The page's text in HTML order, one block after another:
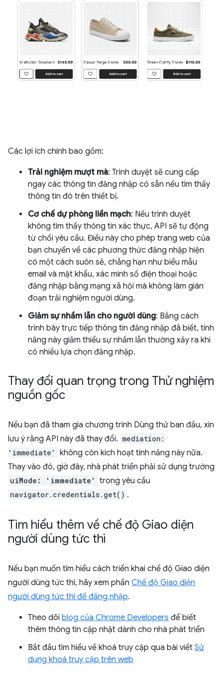
Các lợi ích chính bao gồm:
Trải nghiệm mượt mà: Trình duyệt sẽ cung cấp
ngay các thông tin đăng nhập có sẵn nếu tìm thấy
thông tin đó trên thiết bị.
Cơ chế dự phòng liền mạch: Nếu trình duyệt
không tìm thấy thông tin xác thực, API sẽ tự động
từ chối yêu cầu. Điều này cho phép trang web của
bạn chuyển về các phương thức đăng nhập hiện
có một cách suôn sẻ, chẳng hạn như biểu mẫu
email và mật khẩu, xác minh số điện thoại hoặc
đăng nhập bằng mạng xã hội mà không làm gián
đoạn trải nghiệm người dùng.
Giảm sự nhầm lẫn cho người dùng: Bằng cách
trình bày trực tiếp thông tin đăng nhập đã biết, tính
năng này giảm thiểu sự nhầm lẫn thường xảy ra khi
có nhiều lựa chọn đăng nhập.
Thay đổi quan trọng trong Thử nghiệm
nguồn gốc
Nếu bạn đã tham gia chương trình Dùng thử ban đầu, xin
lưu ý rằng API này đã thay đổi. mediation:
'immediate'
không còn kích hoạt tính năng này nữa.
Thay vào đó, giờ đây, nhà phát triển phải sử dụng trường
uiMode: 'immediate' trong yêu cầu
navigator.credentials.get() .
Tìm hiểu thêm về chế độ Giao diện
người dùng tức thì
Nếu bạn muốn tìm hiểu cách triển khai chế độ Giao diện
người dùng tức thì, hãy xem phần Chế độ Giao diện
người dùng tức thì để đăng nhập.
Theo dõi blog của Chrome Developers để biết
thêm thông tin cập nhật dành cho nhà phát triển
Bắt đầu tìm hiểu về khoá truy cập qua bài viết Sử
dụng khoá truy cập trên web